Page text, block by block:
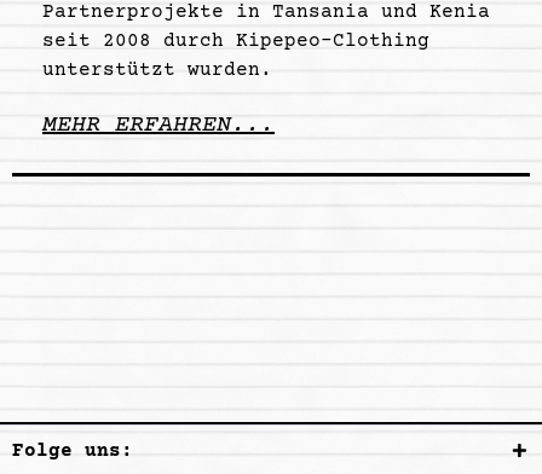
Partnerprojekte in Tansania und Kenia
seit 2008 durch Kipepeo-Clothing
unterstützt wurden.
MEHR ERFAHREN...
Folge uns: